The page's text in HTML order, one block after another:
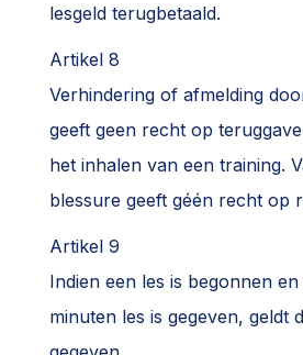
lesgeld terugbetaald.
Artikel 8
Verhindering of afmelding
geeft geen recht op
het inhalen van een training.
blessure geeft géén recht op
Artikel 9
Indien een les is begonnen
minuten les is gegeven, geldt